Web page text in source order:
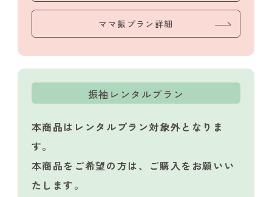
振袖レンタルプラン
本商品はレンタルプラン対象外となりま
す。
本商品をご希望の方は、ご購入をお願いい
たします。
ママ振プラン詳細